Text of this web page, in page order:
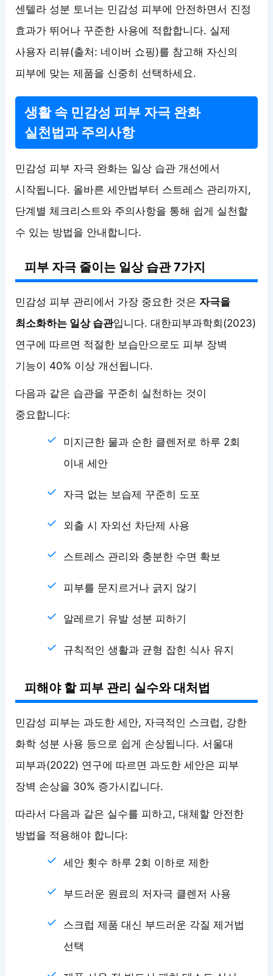
센텔라 성분 토너는 민감성 피부에 안전하면서 진정
효과가 뛰어나 꾸준한 사용에 적합합니다. 실제
사용자 리뷰(출처: 네이버 쇼핑)를 참고해 자신의
피부에 맞는 제품을 신중히 선택하세요.
생활 속 민감성 피부 자극 완화
실천법과 주의사항
민감성 피부 자극 완화는 일상 습관 개선에서
시작됩니다. 올바른 세안법부터 스트레스 관리까지,
단계별 체크리스트와 주의사항을 통해 쉽게 실천할
수 있는 방법을 안내합니다.
피부 자극 줄이는 일상 습관 7가지
민감성 피부 관리에서 가장 중요한 것은 자극을
최소화하는 일상 습관입니다. 대한피부과학회(2023)
연구에 따르면 적절한 보습만으로도 피부 장벽
기능이 40% 이상 개선됩니다.
다음과 같은 습관을 꾸준히 실천하는 것이
중요합니다:
미지근한 물과 순한 클렌저로 하루 2회
이내 세안
자극 없는 보습제 꾸준히 도포
외출 시 자외선 차단제 사용
스트레스 관리와 충분한 수면 확보
피부를 문지르거나 긁지 않기
알레르기 유발 성분 피하기
규칙적인 생활과 균형 잡힌 식사 유지
피해야 할 피부 관리 실수와 대처법
민감성 피부는 과도한 세안, 자극적인 스크럽, 강한
화학 성분 사용 등으로 쉽게 손상됩니다. 서울대
피부과(2022) 연구에 따르면 과도한 세안은 피부
장벽 손상을 30% 증가시킵니다.
따라서 다음과 같은 실수를 피하고, 대체할 안전한
방법을 적용해야 합니다:
세안 횟수 하루 2회 이하로 제한
부드러운 원료의 저자극 클렌저 사용
스크럽 제품 대신 부드러운 각질 제거법
선택